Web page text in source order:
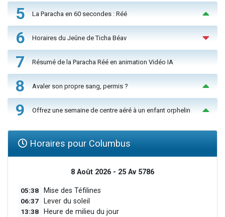
5 La Paracha en 60 secondes : Réé
6 Horaires du Jeûne de Ticha Béav
7 Résumé de la Paracha Réé en animation Vidéo IA
8 Avaler son propre sang, permis ?
9 Offrez une semaine de centre aéré à un enfant orphelin
Horaires pour Columbus
8 Août 2026 - 25 Av 5786
05:38 Mise des Téfilines
06:37 Lever du soleil
13:38 Heure de milieu du jour